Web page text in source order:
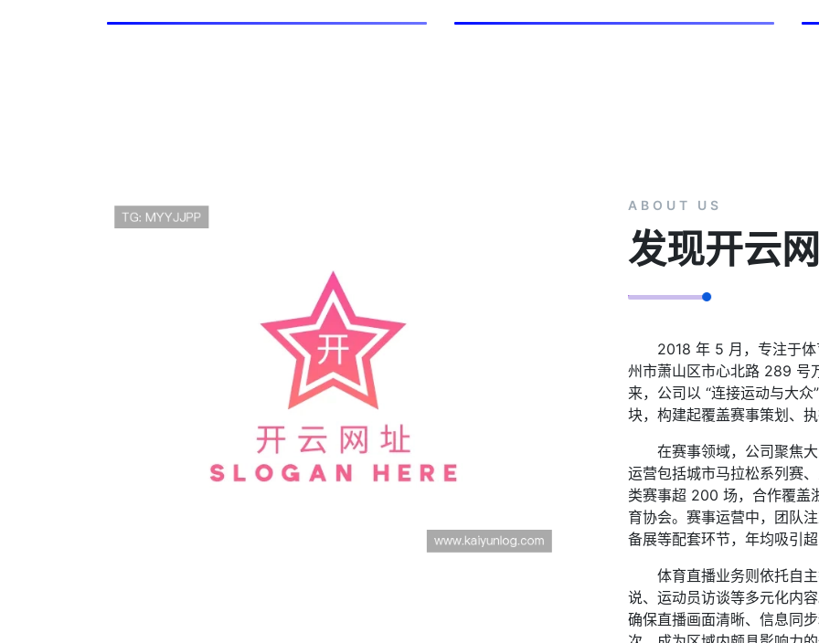
ABOUT US
发现开云
2018 年 5 月，专注于
州市萧山区市心北路 289 号
来，公司以 “连接运动与大
块，构建起覆盖赛事策划、
在赛事领域，公司聚焦
运营包括城市马拉松系列赛
类赛事超 200 场，合作覆盖
育协会。赛事运营中，团队
备展等配套环节，年均吸引
体育直播业务则依托自
说、运动员访谈等多元化内
确保直播画面清晰、信息同